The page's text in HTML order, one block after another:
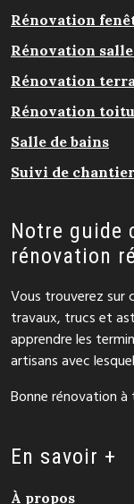
Rénovation
Rénovation
Rénovation
Rénovation
Salle de bains
Suivi de
Notre guide
rénovation
Vous trouverez sur
travaux, trucs et
apprendre les
artisans avec
Bonne rénovation
En savoir +
À propos